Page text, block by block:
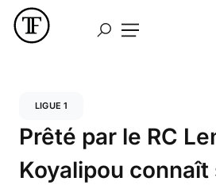
LIGUE 1
Prêté par le RC
Koyalipou connaît